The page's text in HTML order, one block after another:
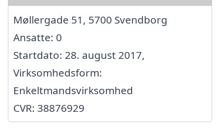
Møllergade 51, 5700 Svendborg
Ansatte: 0
Startdato: 28. august 2017,
Virksomhedsform:
Enkeltmandsvirksomhed
CVR: 38876929